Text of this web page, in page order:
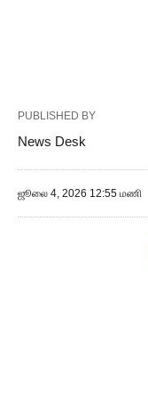
PUBLISHED BY
News Desk
ஜூலை 4, 2026 12:55 மணி